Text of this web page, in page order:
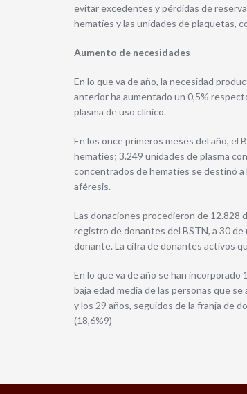
evitar excedentes y pérdidas de
hematíes y las unidades de plaquetas,
Aumento de necesidades
En lo que va de año, la necesidad
anterior ha aumentado un 0,5%
plasma de uso clínico.
En los once primeros meses del año, el
hematíes; 3.249 unidades de plasma
concentrados de hematíes se destinó
aféresis.
Las donaciones procedieron de 12.828
registro de donantes del BSTN, a 30 de
donante. La cifra de donantes activos
En lo que va de año se han
baja edad media de las personas que
y los 29 años, seguidos de la franja de
(18,6%9)